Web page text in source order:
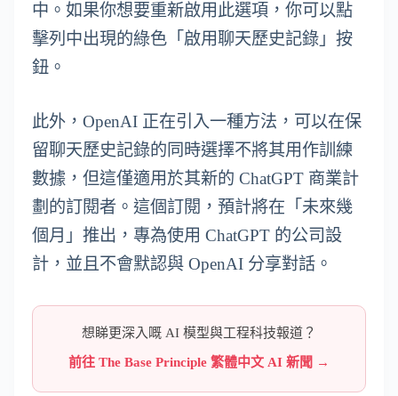
中。如果你想要重新啟用此選項，你可以點
擊列中出現的綠色「啟用聊天歷史記錄」按
鈕。
此外，OpenAI 正在引入一種方法，可以在保
留聊天歷史記錄的同時選擇不將其用作訓練
數據，但這僅適用於其新的 ChatGPT 商業計
劃的訂閱者。這個訂閱，預計將在「未來幾
個月」推出，專為使用 ChatGPT 的公司設
計，並且不會默認與 OpenAI 分享對話。
想睇更深入嘅 AI 模型與工程科技報道？
前往 The Base Principle 繁體中文 AI 新聞 →